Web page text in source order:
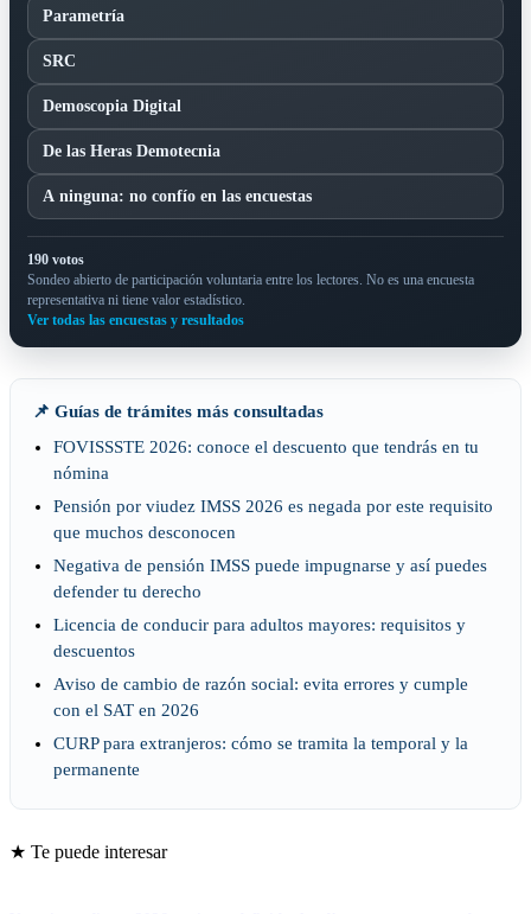
Parametría
SRC
Demoscopia Digital
De las Heras Demotecnia
A ninguna: no confío en las encuestas
190 votos
Sondeo abierto de participación voluntaria entre los lectores. No es una encuesta
representativa ni tiene valor estadístico.
Ver todas las encuestas y resultados
📌 Guías de trámites más consultadas
FOVISSSTE 2026: conoce el descuento que tendrás en tu
nómina
Pensión por viudez IMSS 2026 es negada por este requisito
que muchos desconocen
Negativa de pensión IMSS puede impugnarse y así puedes
defender tu derecho
Licencia de conducir para adultos mayores: requisitos y
descuentos
Aviso de cambio de razón social: evita errores y cumple
con el SAT en 2026
CURP para extranjeros: cómo se tramita la temporal y la
permanente
★ Te puede interesar